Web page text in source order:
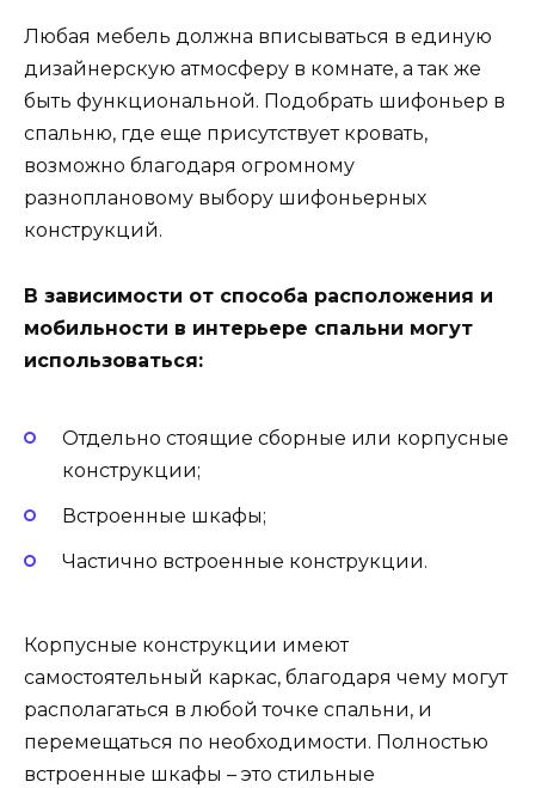
Любая мебель должна вписываться в единую
дизайнерскую атмосферу в комнате, а так же
быть функциональной. Подобрать шифоньер в
спальню, где еще присутствует кровать,
возможно благодаря огромному
разноплановому выбору шифоньерных
конструкций.
В зависимости от способа расположения и
мобильности в интерьере спальни могут
использоваться:
Отдельно стоящие сборные или корпусные
конструкции;
Встроенные шкафы;
Частично встроенные конструкции.
Корпусные конструкции имеют
самостоятельный каркас, благодаря чему могут
располагаться в любой точке спальни, и
перемещаться по необходимости. Полностью
встроенные шкафы – это стильные